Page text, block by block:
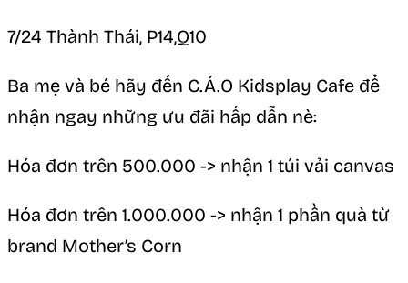
7/24 Thành Thái, P14,Q10
Ba mẹ và bé hãy đến C.Á.O Kidsplay Cafe để
nhận ngay những ưu đãi hấp dẫn nè:
Hóa đơn trên 500.000 -> nhận 1 túi vải canvas
Hóa đơn trên 1.000.000 -> nhận 1 phần quà từ
brand Mother’s Corn